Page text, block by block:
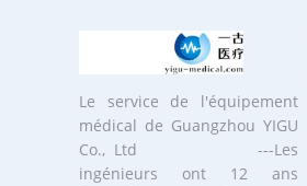
Le service de l'équipement
médical de Guangzhou YIGU
Co., Ltd ---Les
ingénieurs ont 12 ans